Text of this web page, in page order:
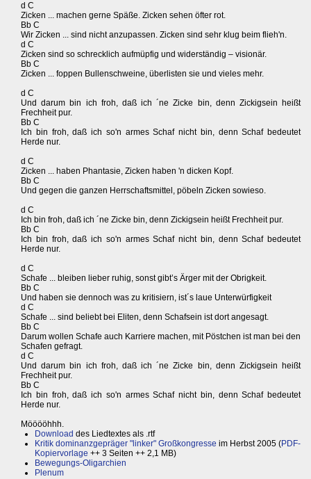
d C
Zicken ... machen gerne Späße. Zicken sehen öfter rot.
Bb C
Wir Zicken ... sind nicht anzupassen. Zicken sind sehr klug beim flieh'n.
d C
Zicken sind so schrecklich aufmüpfig und widerständig – visionär.
Bb C
Zicken ... foppen Bullenschweine, überlisten sie und vieles mehr.
d C
Und darum bin ich froh, daß ich ´ne Zicke bin, denn Zickigsein heißt
Frechheit pur.
Bb C
Ich bin froh, daß ich so'n armes Schaf nicht bin, denn Schaf bedeutet
Herde nur.
d C
Zicken ... haben Phantasie, Zicken haben 'n dicken Kopf.
Bb C
Und gegen die ganzen Herrschaftsmittel, pöbeln Zicken sowieso.
d C
Ich bin froh, daß ich ´ne Zicke bin, denn Zickigsein heißt Frechheit pur.
Bb C
Ich bin froh, daß ich so'n armes Schaf nicht bin, denn Schaf bedeutet
Herde nur.
d C
Schafe ... bleiben lieber ruhig, sonst gibt’s Ärger mit der Obrigkeit.
Bb C
Und haben sie dennoch was zu kritisiern, ist´s laue Unterwürfigkeit
d C
Schafe ... sind beliebt bei Eliten, denn Schafsein ist dort angesagt.
Bb C
Darum wollen Schafe auch Karriere machen, mit Pöstchen ist man bei den
Schafen gefragt.
d C
Und darum bin ich froh, daß ich ´ne Zicke bin, denn Zickigsein heißt
Frechheit pur.
Bb C
Ich bin froh, daß ich so'n armes Schaf nicht bin, denn Schaf bedeutet
Herde nur.
Mööööhhh.
Download des Liedtextes als .rtf
Kritik dominanzgepräger "linker" Großkongresse im Herbst 2005 (PDF-
Kopiervorlage ++ 3 Seiten ++ 2,1 MB)
Bewegungs-Oligarchien
Plenum